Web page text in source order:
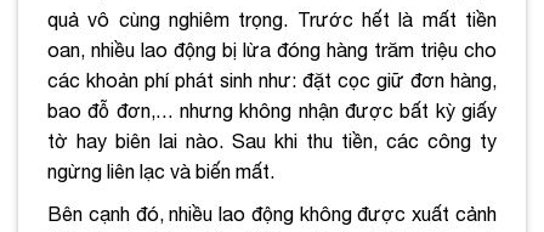
quả vô cùng nghiêm trọng. Trước hết là mất tiền
oan, nhiều lao động bị lừa đóng hàng trăm triệu cho
các khoản phí phát sinh như: đặt cọc giữ đơn hàng,
bao đỗ đơn,… nhưng không nhận được bất kỳ giấy
tờ hay biên lai nào. Sau khi thu tiền, các công ty
ngừng liên lạc và biến mất.
Bên cạnh đó, nhiều lao động không được xuất cảnh